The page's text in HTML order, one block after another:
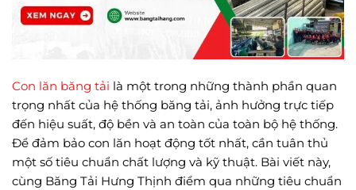
Con lăn băng tải là một trong những thành phần quan
trọng nhất của hệ thống băng tải, ảnh hưởng trực tiếp
đến hiệu suất, độ bền và an toàn của toàn bộ hệ thống.
Để đảm bảo con lăn hoạt động tốt nhất, cần tuân thủ
một số tiêu chuẩn chất lượng và kỹ thuật. Bài viết này,
cùng Băng Tải Hưng Thịnh điểm qua những tiêu chuẩn